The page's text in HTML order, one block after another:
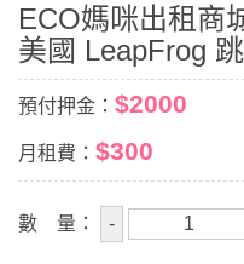
ECO媽咪出租商
美國 LeapFrog
預付押金： $2000
月租費： $300
數 量：